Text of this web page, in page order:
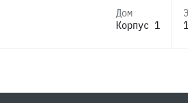
Дом
Корпус 1